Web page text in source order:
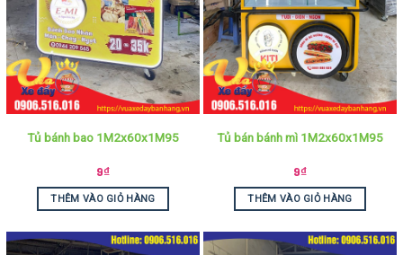
Tủ bánh bao 1M2x60x1M95
9₫
THÊM VÀO GIỎ HÀNG
Tủ bán bánh mì 1M2x60x1M95
9₫
THÊM VÀO GIỎ HÀNG